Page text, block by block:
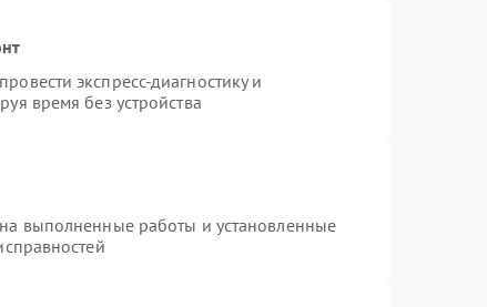
экспресс-диагностику и
время без устройства
выполненные работы и установленные